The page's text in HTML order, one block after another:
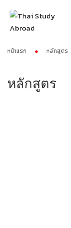
หน้าแรก หลักสูตร
หลักสูตร